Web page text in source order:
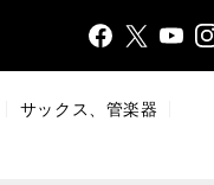
FaceX
YouTInsta
サックス、管楽器